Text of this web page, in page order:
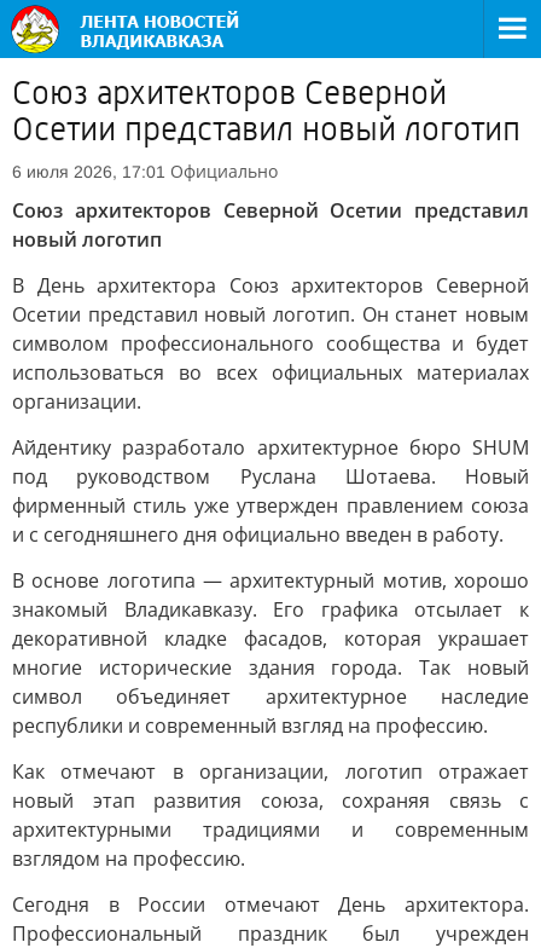
Союз архитекторов Северной
Осетии представил новый логотип
6 июля 2026, 17:01 Официально
Союз архитекторов Северной Осетии представил
новый логотип
В День архитектора Союз архитекторов Северной
Осетии представил новый логотип. Он станет новым
символом профессионального сообщества и будет
использоваться во всех официальных материалах
организации.
Айдентику разработало архитектурное бюро SHUM
под руководством Руслана Шотаева. Новый
фирменный стиль уже утвержден правлением союза
и с сегодняшнего дня официально введен в работу.
В основе логотипа — архитектурный мотив, хорошо
знакомый Владикавказу. Его графика отсылает к
декоративной кладке фасадов, которая украшает
многие исторические здания города. Так новый
символ объединяет архитектурное наследие
республики и современный взгляд на профессию.
Как отмечают в организации, логотип отражает
новый этап развития союза, сохраняя связь с
архитектурными традициями и современным
взглядом на профессию.
Сегодня в России отмечают День архитектора.
Профессиональный праздник был учрежден